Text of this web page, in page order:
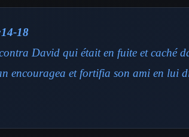
18
David qui était en fuite et caché
encouragea et fortifia son ami en lui